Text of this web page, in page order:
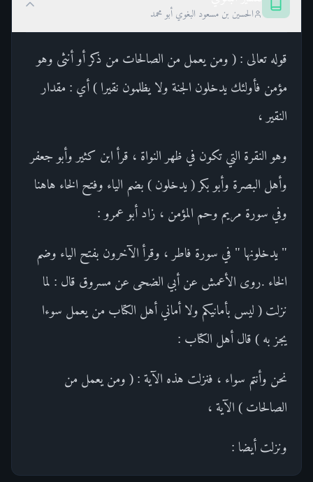
الحسين بن مسعود البغوي أبو محمد
قوله تعالى : ( ومن يعمل من الصالحات من ذكر أو أنثى وهو
مؤمن فأولئك يدخلون الجنة ولا يظلمون نقيرا ) أي : مقدار
النقير ،
وهو النقرة التي تكون في ظهر النواة ، قرأ ابن كثير وأبو جعفر
وأهل البصرة وأبو بكر ( يدخلون ) بضم الياء وفتح الخاء هاهنا
وفي سورة مريم وحم المؤمن ، زاد أبو عمرو :
" يدخلونها " في سورة فاطر ، وقرأ الآخرون بفتح الياء وضم
الخاء .روى الأعمش عن أبي الضحى عن مسروق قال : لما
نزلت ( ليس بأمانيكم ولا أماني أهل الكتاب من يعمل سوءا
يجز به ) قال أهل الكتاب :
نحن وأنتم سواء ، فنزلت هذه الآية : ( ومن يعمل من
الصالحات ) الآية ،
ونزلت أيضا :